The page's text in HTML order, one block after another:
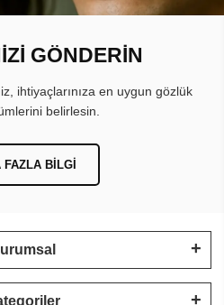
GÖNDERİN
ihtiyaçlarınıza en uygun gözlük
belirlesin.
FAZLA BILGI